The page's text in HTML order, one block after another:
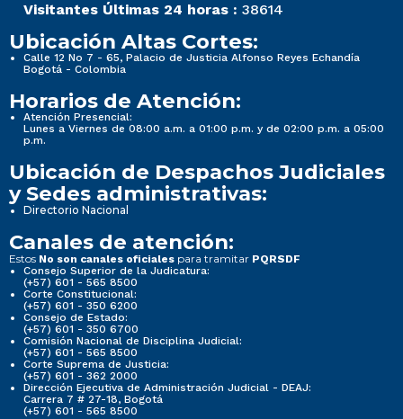
Visitantes Últimas 24 horas : 38614
Ubicación Altas Cortes:
Calle 12 No 7 - 65, Palacio de Justicia Alfonso Reyes Echandía
Bogotá - Colombia
Horarios de Atención:
Atención Presencial:
Lunes a Viernes de 08:00 a.m. a 01:00 p.m. y de 02:00 p.m. a 05:00
p.m.
Ubicación de Despachos Judiciales
y Sedes administrativas:
Directorio Nacional
Canales de atención:
Estos No son canales oficiales para tramitar PQRSDF
Consejo Superior de la Judicatura:
(+57) 601 - 565 8500
Corte Constitucional:
(+57) 601 - 350 6200
Consejo de Estado:
(+57) 601 - 350 6700
Comisión Nacional de Disciplina Judicial:
(+57) 601 - 565 8500
Corte Suprema de Justicia:
(+57) 601 - 362 2000
Dirección Ejecutiva de Administración Judicial - DEAJ:
Carrera 7 # 27-18, Bogotá
(+57) 601 - 565 8500